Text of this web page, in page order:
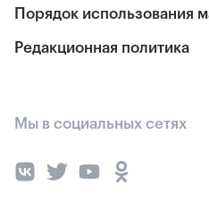
Порядок использования
Редакционная политика
Мы в социальных сетях